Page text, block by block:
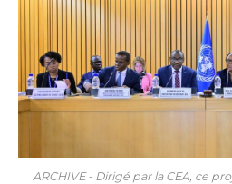
ARCHIVE - Dirigé par la CEA, ce